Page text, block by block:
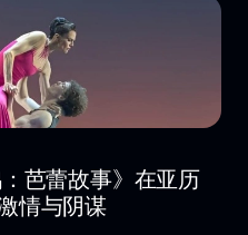
芭蕾故事》在亚历
情与阴谋